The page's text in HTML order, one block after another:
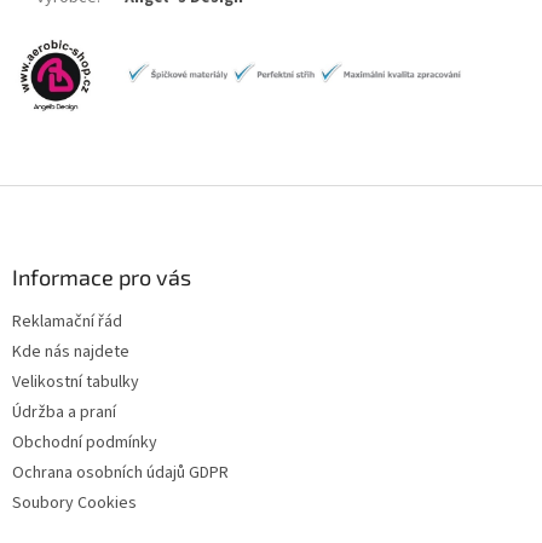
Informace pro vás
Reklamační řád
Kde nás najdete
Velikostní tabulky
Údržba a praní
Obchodní podmínky
Ochrana osobních údajů GDPR
Soubory Cookies